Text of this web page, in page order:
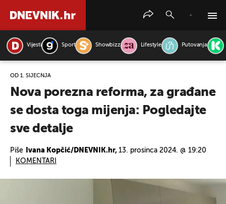
Vijesti Sport Showbizz Lifestyle Putovanja
OD 1. SIJEČNJA
Nova porezna reforma, za građane
se dosta toga mijenja: Pogledajte
sve detalje
Piše Ivana Kopčić/DNEVNIK.hr, 13. prosinca 2024. @ 19:20
KOMENTARI
PRETRAŽITE VIJESTI